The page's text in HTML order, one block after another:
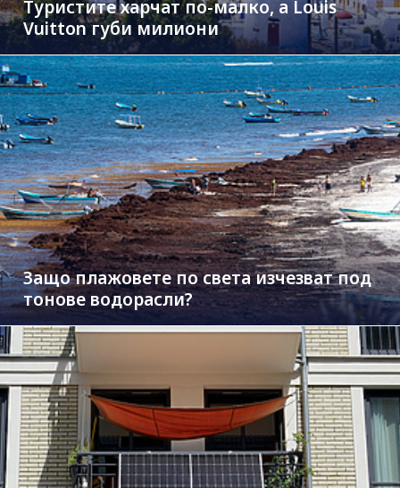
Туристите харчат по-малко, а Louis
Vuitton губи милиони
Защо плажовете по света изчезват под
тонове водорасли?